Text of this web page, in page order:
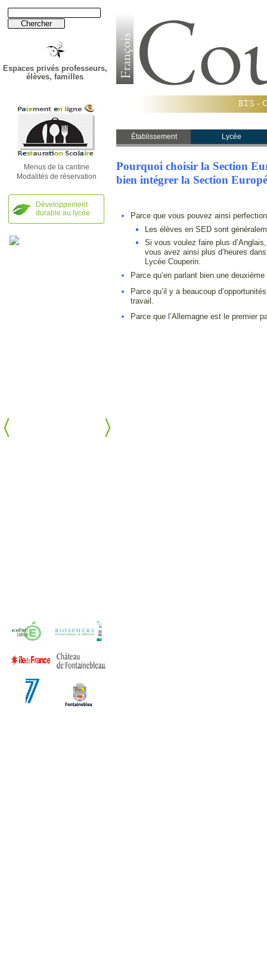
Espaces privés professeurs,
élèves, familles
Menus de la cantine
Modalités de réservation
Développement
durable au lycée
BTS -
Établissement Lycée
Pourquoi choisir la Section
bien intégrer la Section
Parce que vous pouvez ainsi
Les élèves en SED sont
Si vous voulez faire plus
vous avez ainsi plus d’heures
Lycée Couperin.
Parce qu’en parlant bien une
Parce qu’il y a beaucoup
travail.
Parce que l’Allemagne est le premier